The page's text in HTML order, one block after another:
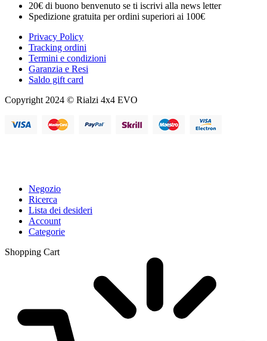
20€ di buono benvenuto se ti iscrivi alla news letter
Spedizione gratuita per ordini superiori ai 100€
Privacy Policy
Tracking ordini
Termini e condizioni
Garanzia e Resi
Saldo gift card
Copyright 2024 © Rialzi 4x4 EVO
Negozio
Ricerca
Lista dei desideri
Account
Categorie
Shopping Cart